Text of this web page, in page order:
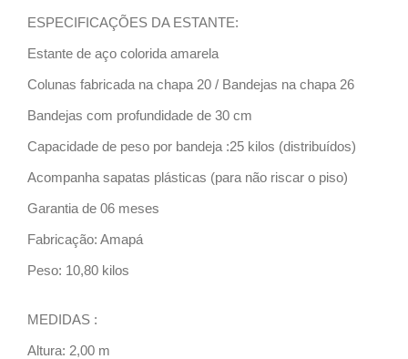
ESPECIFICAÇÕES DA ESTANTE:
Estante de aço colorida amarela
Colunas fabricada na chapa 20 / Bandejas na chapa 26
Bandejas com profundidade de 30 cm
Capacidade de peso por bandeja :25 kilos (distribuídos)
Acompanha sapatas plásticas (para não riscar o piso)
Garantia de 06 meses
Fabricação: Amapá
Peso: 10,80 kilos
MEDIDAS :
Altura: 2,00 m